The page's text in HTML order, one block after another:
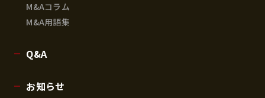
M&Aコラム
M&A用語集
Q&A
お知らせ